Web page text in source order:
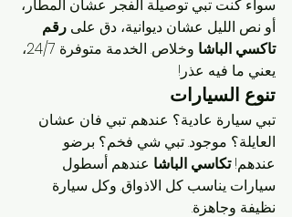
سواء كنت تبي توصيلة الفجر عشان المطار،
أو نص الليل عشان ديوانية، دق على رقم
تاكسي الباشا
وخلاص. الخدمة متوفرة 24/7،
يعني ما فيه عذر!
تنوع السيارات
تبي سيارة عادية؟ عندهم. تبي فان عشان
العايلة؟ موجود. تبي شي فخم؟ برضو
عندهم! تكاسي الباشا عندهم أسطول
سيارات يناسب كل الاذواق. وكل سيارة
نظيفة وجاهزة.